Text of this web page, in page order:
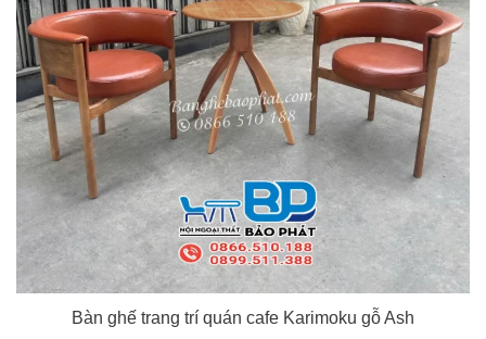
Bàn ghế trang trí quán cafe Karimoku gỗ Ash